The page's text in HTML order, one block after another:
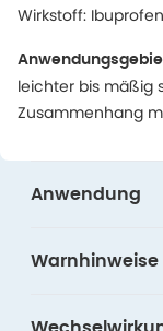
Wirkstoff: Ibuprofen
leichter bis mäßig
Zusammenhang
Anwendung
Warnhinweise